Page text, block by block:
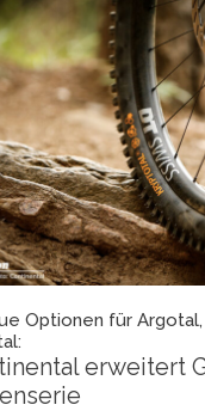
Optionen für
erweitert